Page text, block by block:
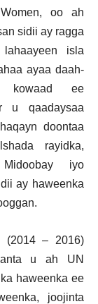
oo ah
sidii ay ragga
isla
ayaa daah-
kowaad ee
u qaadaysaa
doontaa
rayidka,
iyo
ay haweenka
(2014 – 2016)
u ah UN
haweenka ee
joojinta